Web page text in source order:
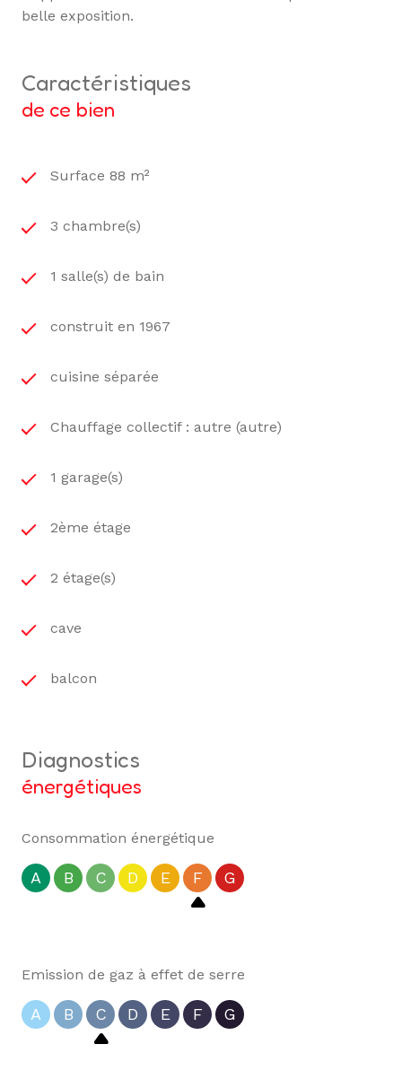
belle exposition.
caractéristiques
de ce bien
Surface 88 m²
3 chambre(s)
1 salle(s) de bain
construit en 1967
cuisine séparée
Chauffage collectif : autre (autre)
1 garage(s)
2ème étage
2 étage(s)
cave
balcon
diagnostics
énergétiques
Consommation énergétique
A B C D E F G
Emission de gaz à effet de serre
A B C D E F G